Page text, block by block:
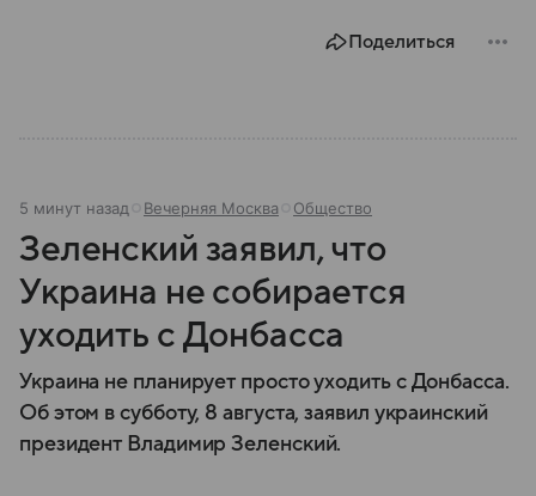
Поделиться
5 минут назад Вечерняя Москва Общество
Зеленский заявил, что
Украина не собирается
уходить с Донбасса
Украина не планирует просто уходить с Донбасса.
Об этом в субботу, 8 августа, заявил украинский
президент Владимир Зеленский.